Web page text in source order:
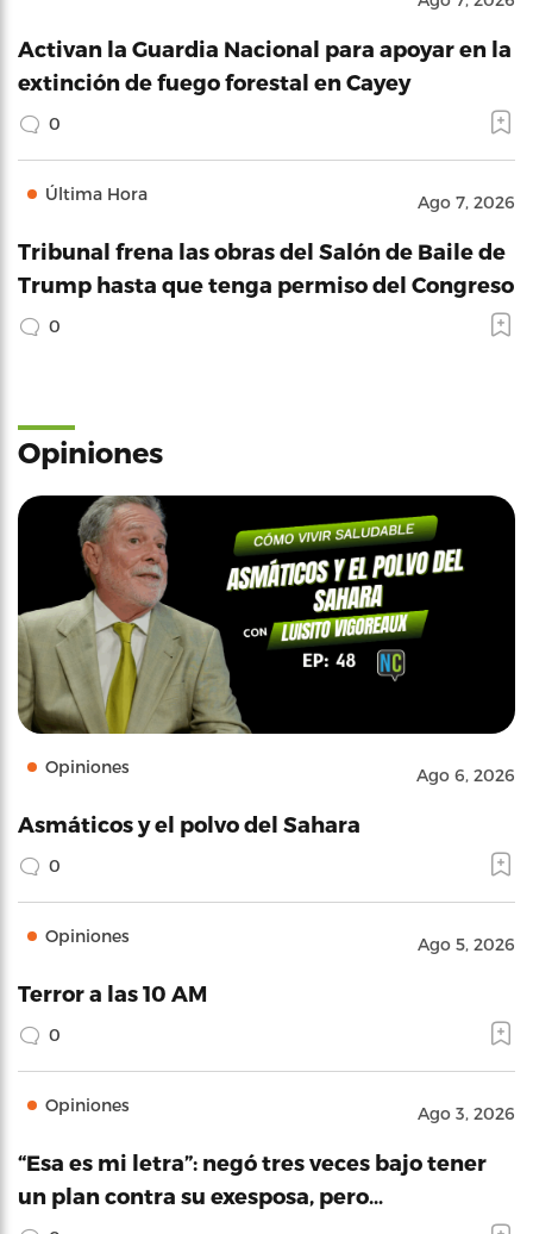
Activan la Guardia Nacional para apoyar en la
extinción de fuego forestal en Cayey
0
Última Hora Ago 7, 2026
Tribunal frena las obras del Salón de Baile de
Trump hasta que tenga permiso del Congreso
0
Opiniones
Opiniones Ago 6, 2026
Asmáticos y el polvo del Sahara
0
Opiniones Ago 5, 2026
Terror a las 10 AM
0
Opiniones Ago 3, 2026
“Esa es mi letra”: negó tres veces bajo tener
un plan contra su exesposa, pero…